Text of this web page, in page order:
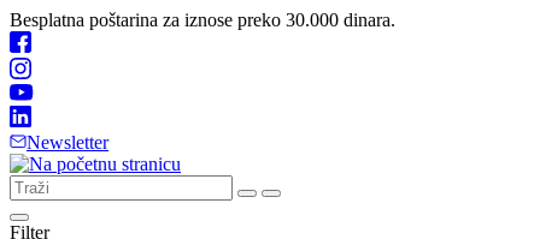
Besplatna poštarina za iznose preko 30.000 dinara.
Newsletter
Filter